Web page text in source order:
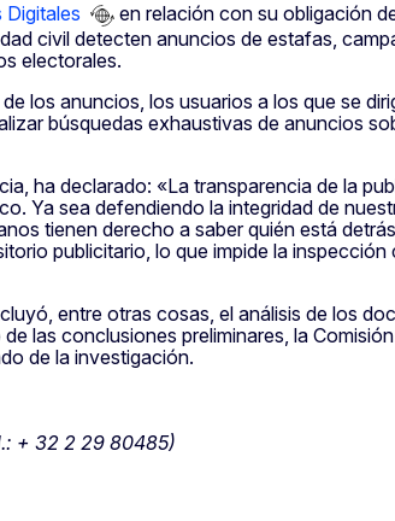
Digitales
en relación con su obligación
civil detecten anuncios de estafas,
electorales.
los anuncios, los usuarios a los que se
búsquedas exhaustivas de anuncios
ha declarado: «La transparencia de la
Ya sea defendiendo la integridad de
tienen derecho a saber quién está
publicitario, lo que impide la
entre otras cosas, el análisis de los
las conclusiones preliminares, la
de la investigación.
+ 32 2 29 80485)